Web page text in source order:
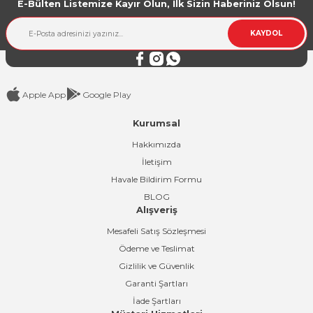
Ürün bilgilerinde hatalar bulunuyor.
E-Bülten Listemize Kayır Olun, İlk Sizin Haberiniz Olsun!
KAYDOL
Apple App Google Play
Kurumsal
Hakkımızda
İletişim
Havale Bildirim Formu
BLOG
Alışveriş
Mesafeli Satış Sözleşmesi
Ödeme ve Teslimat
Gizlilik ve Güvenlik
Garanti Şartları
İade Şartları